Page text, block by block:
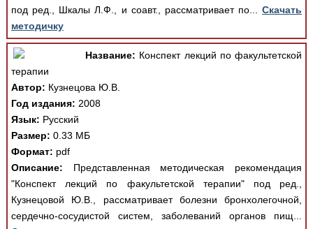
под ред., Шкалы Л.Ф., и соавт., рассматривает по...Скачать
методичку
Название: Конспект лекций по факультетской
терапии
Автор: Кузнецова Ю.В.
Год издания: 2008
Язык: Русский
Размер: 0.33 МБ
Формат: pdf
Описание: Представленная методическая рекомендация
"Конспект лекций по факультетской терапии" под ред.,
Кузнецовой Ю.В., рассматривает болезни бронхолегочной,
сердечно-сосудистой систем, заболеваний органов пищ...